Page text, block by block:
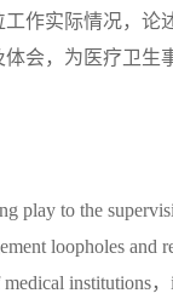
作实际情况，论
会，为医疗卫生
play to the
loopholes and
institutions